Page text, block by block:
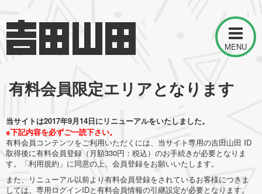
MENU
有料会員限定エリアとなります
当サイトは2017年9月14日にリニューアルをいたしました。
※下記内容を必ずご一読下さい。
有料会員コンテンツをご利用いただくには、当サイト専用の吉田山田 ID
取得後に有料会員登録（月額330円：税込）のお手続きが必要となりま
す。「利用規約」に同意の上、会員登録をお願いいたします。
また、リニューアル以前より有料会員登録をされているお客様につきま
しては、専用ログインIDと有料会員情報の引継設定が必要となります。